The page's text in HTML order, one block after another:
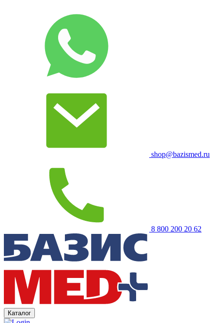
shop@bazismed.ru
8 800 200 20 62
Каталог